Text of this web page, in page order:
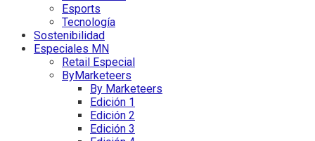
Esports
Tecnología
Sostenibilidad
Especiales MN
Retail Especial
ByMarketeers
By Marketeers
Edición 1
Edición 2
Edición 3